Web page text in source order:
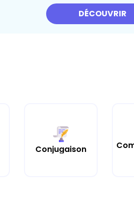
DÉCOUVRIR
Conjugaison